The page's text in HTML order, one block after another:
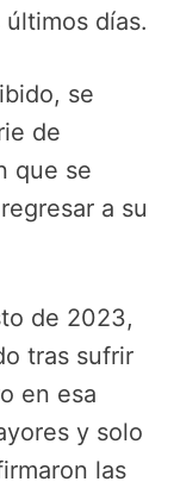
días.
se
de
que se
a su
de 2023,
tras sufrir
en esa
y solo
las